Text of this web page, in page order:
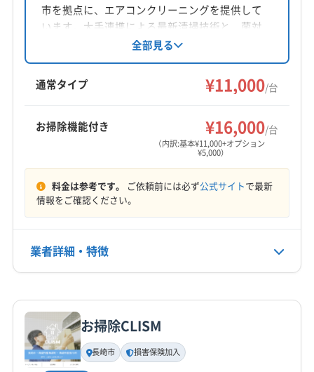
(熊本県) 球磨郡あさぎり町
(熊本県) 球磨郡球磨村
(熊本県) 球磨郡水上村
(熊本県) 球磨郡湯前町
(熊本県) 玉名郡玉東町
(熊本県) 玉名郡和水町
(熊本県) 熊本市中央区
(熊本県) 熊本市東区
(熊本県) 熊本市南区
(熊本県) 熊本市北区
(熊本県) 荒尾市
(熊本県) 合志市
(熊本県) 上益城郡甲佐町
(熊本県) 上天草市
(熊本県) 人吉市
(熊本県) 水俣市
(熊本県) 八代郡氷川町
(福岡県) 久留米市
(福岡県) 太宰府市
(福岡県) 八女郡広川町
(福岡県) 八女市
(福岡県) 福岡市城南区
対応地域
東彼杵郡川棚町
東彼杵郡波佐見町
北松浦郡佐々町
(佐賀県) 伊万里市
(佐賀県) 嬉野市
(佐賀県) 鹿島市
(佐賀県) 藤津郡太良町
定休日
年中無休
080-8049-5459
市を拠点に、エアコンクリーニングを提供して
います。大手連携による最新清掃技術と、菌対
策の知識を活かし、清潔で健康的な生活をサポ
ート。損害保険加入済みです。基本料金11000円
からで、複数台割引やオプションも充実。土日
祝日も対応可能です。
全部見る
通常タイプ ¥11,000/台
お掃除機能付き ¥16,000/台
（内訳:基本¥11,000+オプション
¥5,000）
料金は参考です。 ご依頼前には必ず公式サイトで最新
情報をご確認ください。
業者詳細・特徴
基本情報
代表者名
鶴丸大介
お掃除CLISM
長崎市 損害保険加入